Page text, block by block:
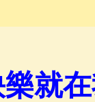
尼佛傳
療痔(腫瘤)
就